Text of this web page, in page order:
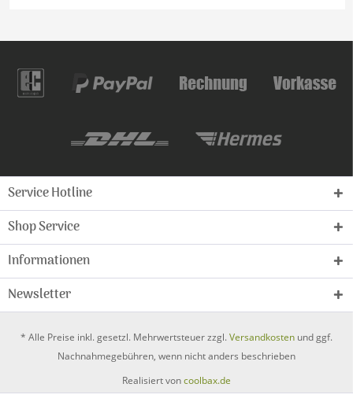
Service Hotline
Shop Service
Informationen
Newsletter
* Alle Preise inkl. gesetzl. Mehrwertsteuer zzgl.Versandkosten und ggf.
Nachnahmegebühren, wenn nicht anders beschrieben
Realisiert voncoolbax.de